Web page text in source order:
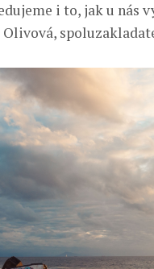
i to, jak u nás
Olivová,